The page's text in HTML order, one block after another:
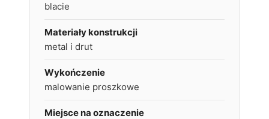
blacie
Materiały konstrukcji
metal i drut
Wykończenie
malowanie proszkowe
Miejsce na oznaczenie